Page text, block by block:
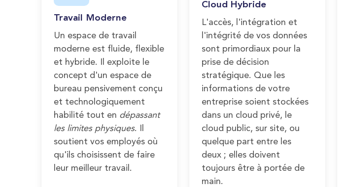
Travail Moderne
Un espace de travail
moderne est fluide, flexible
et hybride. Il exploite le
concept d'un espace de
bureau pensivement conçu
et technologiquement
habilité tout en dépassant
les limites physiques. Il
soutient vos employés où
qu'ils choisissent de faire
leur meilleur travail.
Cloud Hybride
L'accès, l'intégration et
l'intégrité de vos données
sont primordiaux pour la
prise de décision
stratégique. Que les
informations de votre
entreprise soient stockées
dans un cloud privé, le
cloud public, sur site, ou
quelque part entre les
deux ; elles doivent
toujours être à portée de
main.